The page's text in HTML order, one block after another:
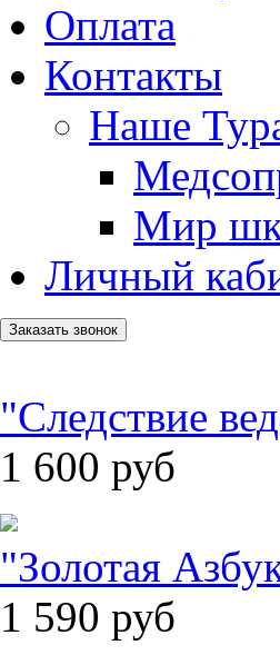
Оплата
Контакты
Наше
Мир
Личный
Заказать звонок
"Следствие
1 600 руб
"Золотая
1 590 руб